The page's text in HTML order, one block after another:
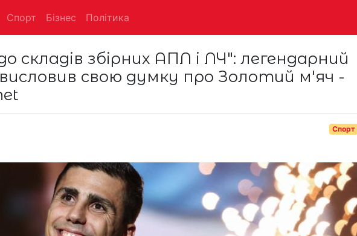
Спорт Бізнес Політика
складів збірних АПЛ і ЛЧ": легендарний
свою думку про Золотий м'яч -
Спорт